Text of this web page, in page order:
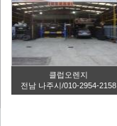
클럽오렌지
전남 나주시/010-2954-2158